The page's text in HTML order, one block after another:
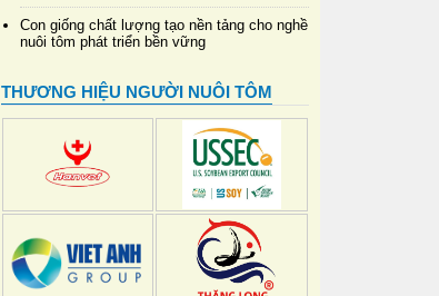
Con giống chất lượng tạo nền tảng cho nghề
nuôi tôm phát triển bền vững
THƯƠNG HIỆU NGƯỜI NUÔI TÔM